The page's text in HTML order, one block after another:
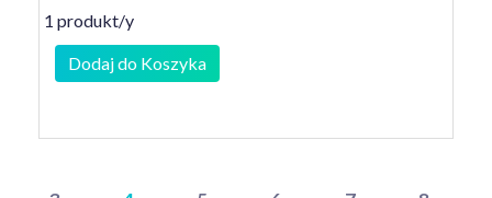
1 produkt/y
Dodaj do Koszyka